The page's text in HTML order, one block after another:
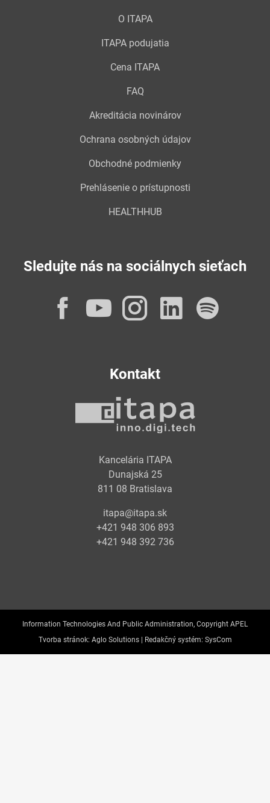
O ITAPA
ITAPA podujatia
Cena ITAPA
FAQ
Akreditácia novinárov
Ochrana osobných údajov
Obchodné podmienky
Prehlásenie o prístupnosti
HEALTHHUB
Sledujte nás na sociálnych sieťach
Facebook
YouTube
Instagram
Kontakt
Kancelária ITAPA
Dunajská 25
811 08 Bratislava
itapa@itapa.sk
+421 948 306 893
+421 948 392 736
Information Technologies And Public Administration, Copyright APEL
Tvorba stránok: Aglo Solutions | Redakčný systém: SysCom